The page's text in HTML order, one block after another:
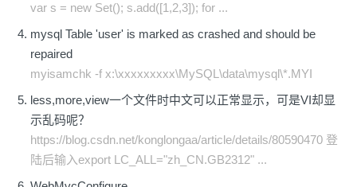
var s = new Set(); s.add([1,2,3]); for ...
mysql Table 'user' is marked as crashed and should be
repaired
myisamchk -f x:\xxxxxxxxx\MySQL\data\mysql\*.MYI
less,more,view一个文件时中文可以正常显示，可是VI却显
示乱码呢？
https://blog.csdn.net/konglongaa/article/details/80590470 登
陆后输入export LC_ALL="zh_CN.GB2312" ...